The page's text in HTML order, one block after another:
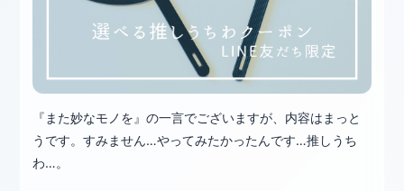
『また妙なモノを』の一言でございますが、内容はまっと
うです。すみません…やってみたかったんです…推しうち
わ…。